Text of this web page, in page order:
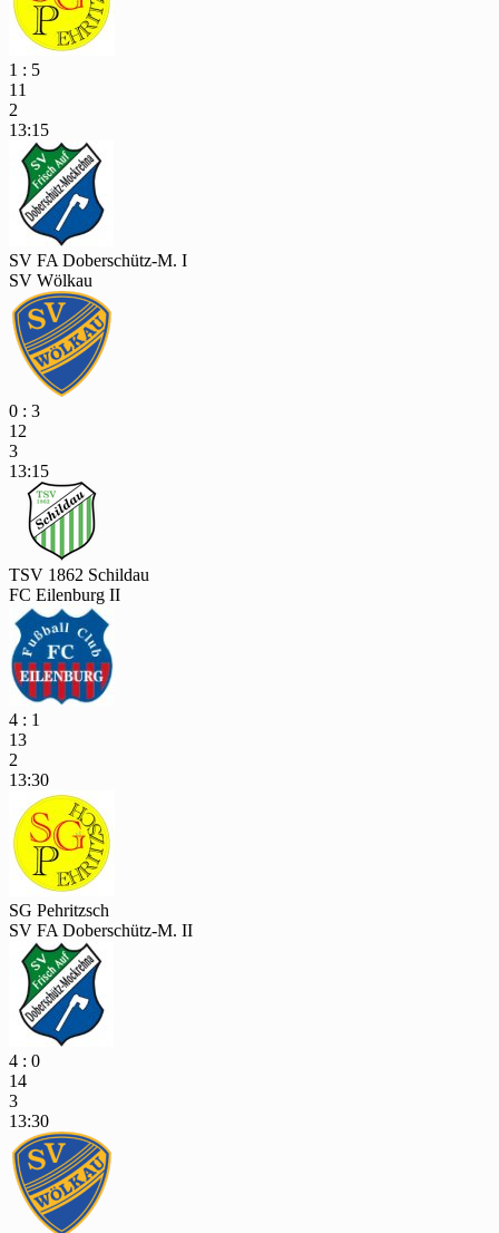
1 : 5
11
2
13:15
SV FA Doberschütz-M. I
SV Wölkau
0 : 3
12
3
13:15
TSV 1862 Schildau
FC Eilenburg II
4 : 1
13
2
13:30
SG Pehritzsch
SV FA Doberschütz-M. II
4 : 0
14
3
13:30